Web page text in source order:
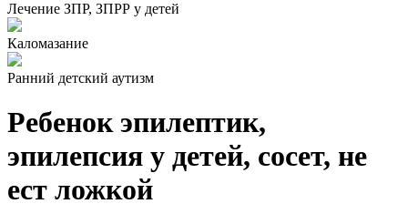
Лечение ЗПР, ЗПРР у детей
Каломазание
Ранний детский аутизм
Ребенок эпилептик,
эпилепсия у детей, сосет, не
ест ложкой